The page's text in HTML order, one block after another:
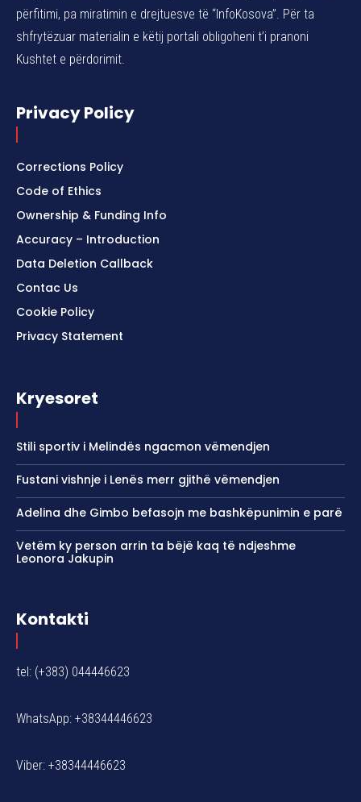
përfitimi, pa miratimin e drejtuesve të “InfoKosova”. Për ta
shfrytëzuar materialin e këtij portali obligoheni t’i pranoni
Kushtet e përdorimit.
Privacy Policy
Corrections Policy
Code of Ethics
Ownership & Funding Info
Accuracy – Introduction
Data Deletion Callback
Contac Us
Cookie Policy
Privacy Statement
Kryesoret
Stili sportiv i Melindës ngacmon vëmendjen
Fustani vishnje i Lenës merr gjithë vëmendjen
Adelina dhe Gimbo befasojn me bashkëpunimin e parë
Vetëm ky person arrin ta bëjë kaq të ndjeshme
Leonora Jakupin
Kontakti
tel: (+383) 044446623
WhatsApp: +38344446623
Viber: +38344446623